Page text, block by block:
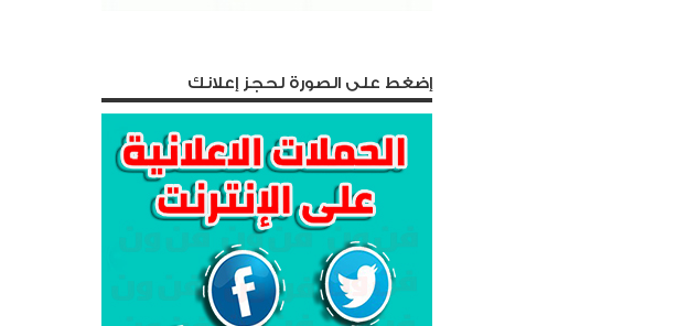
إضغط على الصورة لحجز إعلانك